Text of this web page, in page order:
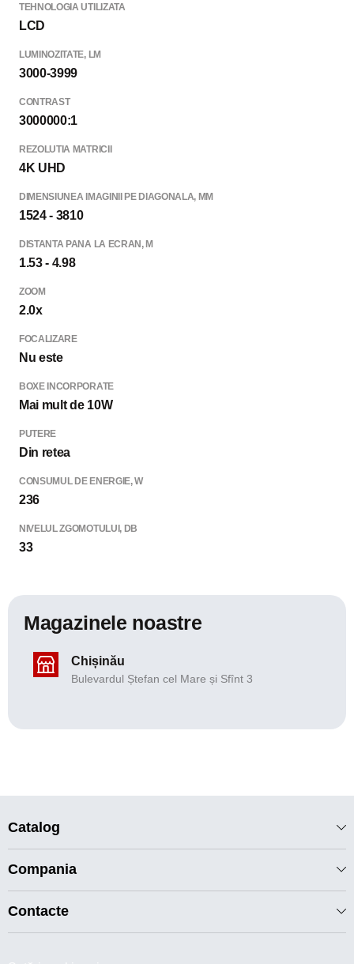
TEHNOLOGIA UTILIZATA
LCD
LUMINOZITATE, LM
3000-3999
CONTRAST
3000000:1
REZOLUTIA MATRICII
4K UHD
DIMENSIUNEA IMAGINII PE DIAGONALA, MM
1524 - 3810
DISTANTA PANA LA ECRAN, M
1.53 - 4.98
ZOOM
2.0x
FOCALIZARE
Nu este
BOXE INCORPORATE
Mai mult de 10W
PUTERE
Din retea
CONSUMUL DE ENERGIE, W
236
NIVELUL ZGOMOTULUI, DB
33
Magazinele noastre
Chișinău
Bulevardul Ștefan cel Mare și Sfînt 3
Catalog
Compania
Contacte